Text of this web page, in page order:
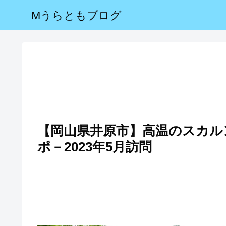
Mうらともブログ
【岡山県井原市】高温のスカ
ポ－2023年5月訪問